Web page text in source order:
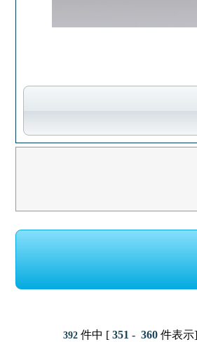
392件中 [351 - 360件表示]